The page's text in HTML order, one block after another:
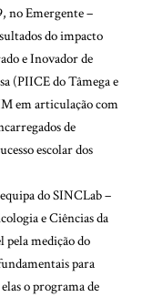
no Emergente –
do impacto
e Inovador de
(PIICE do Tâmega e
em articulação com
de
escolar dos
do SINCLab –
e Ciências da
pela medição do
para
o programa de